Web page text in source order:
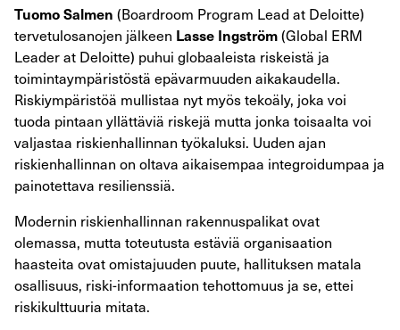
Tuomo Salmen (Boardroom Program Lead at Deloitte)
tervetulosanojen jälkeen Lasse Ingström(Global ERM
Leader at Deloitte) puhui globaaleista riskeistä ja
toimintaympäristöstä epävarmuuden aikakaudella.
Riskiympäristöä mullistaa nyt myös tekoäly, joka voi
tuoda pintaan yllättäviä riskejä mutta jonka toisaalta voi
valjastaa riskienhallinnan työkaluksi. Uuden ajan
riskienhallinnan on oltava aikaisempaa integroidumpaa ja
painotettava resilienssiä.
Modernin riskienhallinnan rakennuspalikat ovat
olemassa, mutta toteutusta estäviä organisaation
haasteita ovat omistajuuden puute, hallituksen matala
osallisuus, riski-informaation tehottomuus ja se, ettei
riskikulttuuria mitata.